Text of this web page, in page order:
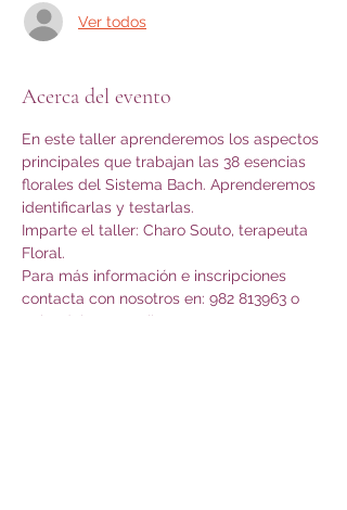
Ver todos
Acerca del evento
En este taller aprenderemos los aspectos
principales que trabajan las 38 esencias
florales del Sistema Bach. Aprenderemos
identificarlas y testarlas.
Imparte el taller: Charo Souto, terapeuta
Floral.
Para más información e inscripciones
contacta con nosotros en: 982 813963 o
apipadalua@gmail.com